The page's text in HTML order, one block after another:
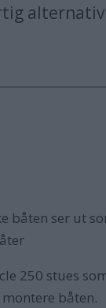
båten ser ut
250 stues
båten.